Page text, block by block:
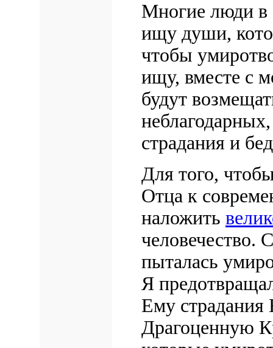
Многие люди в
ищу души,
чтобы
ищу, вместе с
будут
страдания и
Для того,
Отца к
наложить
человечество.
пыталась
Я
Ему страдания
Драгоценную